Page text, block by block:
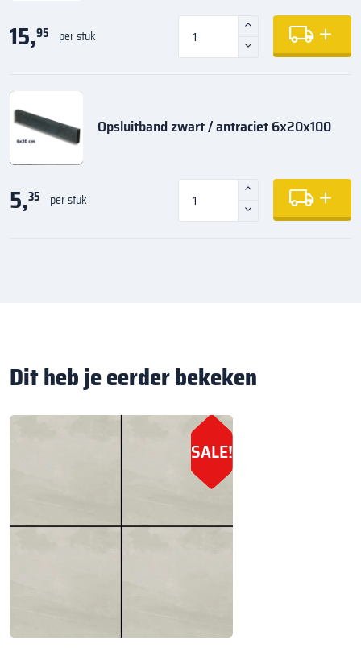
15,95 per stuk
Opsluitband zwart / antraciet 6x20x100
5,35 per stuk
Dit heb je eerder bekeken
SALE!